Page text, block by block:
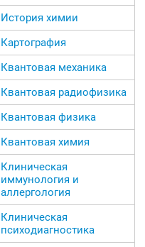
История химии
Картография
Квантовая механика
Квантовая радиофизика
Квантовая физика
Квантовая химия
Клиническая
иммунология и
аллергология
Клиническая
психодиагностика